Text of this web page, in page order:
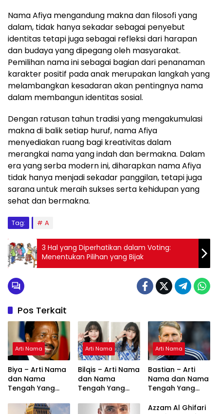
Nama Afiya mengandung makna dan filosofi yang
dalam, tidak hanya sekadar sebagai penyebut
identitas tetapi juga sebagai refleksi dari harapan
dan budaya yang dipegang oleh masyarakat.
Pemilihan nama ini sebagai bagian dari penanaman
karakter positif pada anak merupakan langkah yang
melambangkan kesadaran akan pentingnya nama
dalam membangun identitas sosial.
Dengan ratusan tahun tradisi yang mengakumulasi
makna di balik setiap huruf, nama Afiya
menyediakan ruang bagi kreativitas dalam
merangkai nama yang indah dan bermakna. Dalam
era yang serba modern ini, diharapkan nama Afiya
tidak hanya menjadi sekadar panggilan, tetapi juga
sarana untuk meraih sukses serta kehidupan yang
sehat dan bermakna.
Tag: A
3 Hal yang Diperhatikan dalam Voting:
Menentukan Pilihan yang Bijak
Pos Terkait
Arti Nama
Biya – Arti Nama
dan Nama
Tengah Yang
Arti Nama
Bilqis – Arti Nama
dan Nama
Tengah Yang
Arti Nama
Bastian – Arti
Nama dan Nama
Tengah Yang
Azzam Al Ghifari